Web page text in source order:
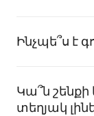
Ինչպե՞ս է
Կա՞ն
տեղյակ